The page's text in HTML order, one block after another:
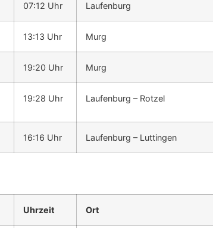
07:12 Uhr Laufenburg
13:13 Uhr Murg
19:20 Uhr Murg
19:28 Uhr Laufenburg – Rotzel
16:16 Uhr Laufenburg – Luttingen
Uhrzeit Ort